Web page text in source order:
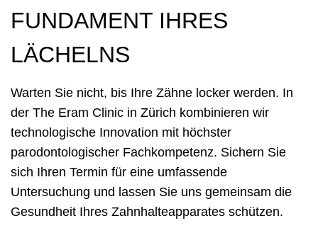
FUNDAMENT IHRES
LÄCHELNS
Warten Sie nicht, bis Ihre Zähne locker werden. In
der The Eram Clinic in Zürich kombinieren wir
technologische Innovation mit höchster
parodontologischer Fachkompetenz. Sichern Sie
sich Ihren Termin für eine umfassende
Untersuchung und lassen Sie uns gemeinsam die
Gesundheit Ihres Zahnhalteapparates schützen.